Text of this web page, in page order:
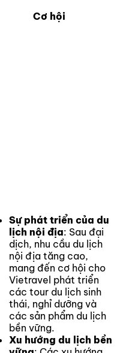
Cơ hội
Sự phát triển của du
lịch nội địa: Sau đại
dịch, nhu cầu du lịch
nội địa tăng cao,
mang đến cơ hội cho
Vietravel phát triển
các tour du lịch sinh
thái, nghỉ dưỡng và
các sản phẩm du lịch
bền vững.
Xu hướng du lịch bền